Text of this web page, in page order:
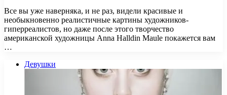
Все вы уже наверняка, и не раз, видели красивые и
необыкновенно реалистичные картины художников-
гиперреалистов, но даже после этого творчество
американской художницы Anna Halldin Maule покажется вам
…
Девушки